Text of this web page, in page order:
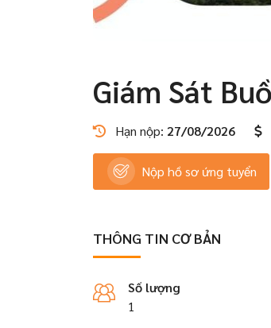
Giám Sát
Hạn nộp: 27/08/2026
Nộp hồ sơ ứng tuyển
THÔNG TIN CƠ BẢN
Số lượng
1